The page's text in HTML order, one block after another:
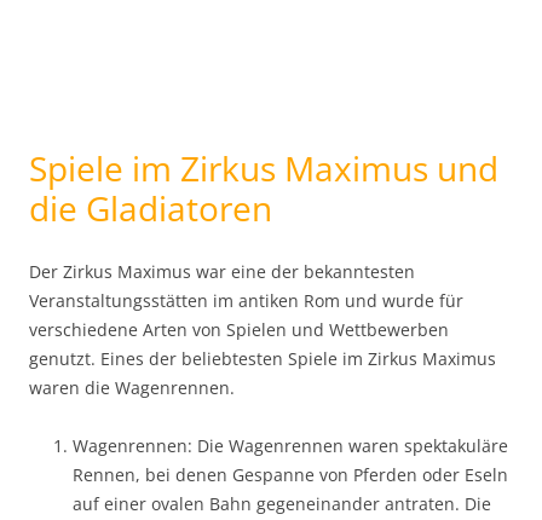
Spiele im Zirkus Maximus und
die Gladiatoren
Der Zirkus Maximus war eine der bekanntesten
Veranstaltungsstätten im antiken Rom und wurde für
verschiedene Arten von Spielen und Wettbewerben
genutzt. Eines der beliebtesten Spiele im Zirkus Maximus
waren die Wagenrennen.
Wagenrennen: Die Wagenrennen waren spektakuläre
Rennen, bei denen Gespanne von Pferden oder Eseln
auf einer ovalen Bahn gegeneinander antraten. Die